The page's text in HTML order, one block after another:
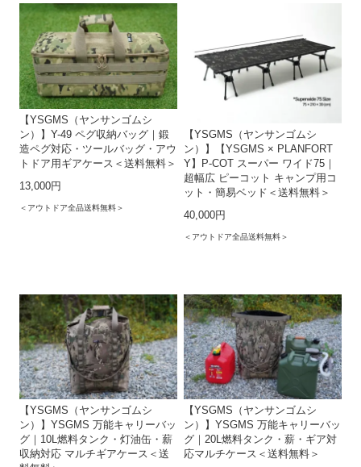
【YSGMS（ヤンサンゴムシ
ン）】Y-49 ペグ収納バッグ｜鍛
造ペグ対応・ツールバッグ・アウ
トドア用ギアケース＜送料無料＞
13,000円
＜アウトドア全品送料無料＞
【YSGMS（ヤンサンゴムシ
ン）】【YSGMS × PLANFORT
Y】P-COT スーパー ワイド75｜
超幅広 ピーコット キャンプ用コ
ット・簡易ベッド＜送料無料＞
40,000円
＜アウトドア全品送料無料＞
【YSGMS（ヤンサンゴムシ
ン）】YSGMS 万能キャリーバッ
グ｜10L燃料タンク・灯油缶・薪
収納対応 マルチギアケース＜送
【YSGMS（ヤンサンゴムシ
ン）】YSGMS 万能キャリーバッ
グ｜20L燃料タンク・薪・ギア対
応マルチケース＜送料無料＞